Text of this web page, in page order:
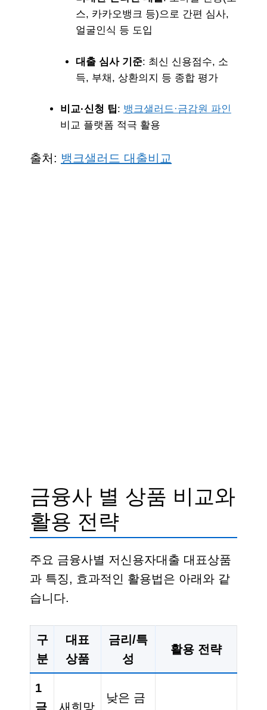
스, 카카오뱅크 등)으로 간편 심사,
얼굴인식 등 도입
대출 심사 기준: 최신 신용점수, 소
득, 부채, 상환의지 등 종합 평가
비교·신청 팁: 뱅크샐러드·금감원 파인
비교 플랫폼 적극 활용
출처: 뱅크샐러드 대출비교
금융사 별 상품 비교와
활용 전략
주요 금융사별 저신용자대출 대표상품
과 특징, 효과적인 활용법은 아래와 같
습니다.
구
분
대표
상품
금리/특
성
활용 전략
1
금
새희망
낮은 금